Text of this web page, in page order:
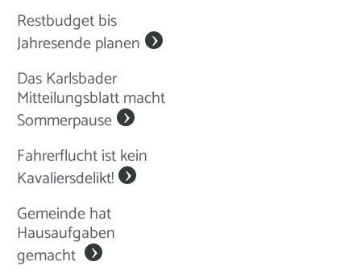
Restbudget bis
Jahresende planen
Das Karlsbader
Mitteilungsblatt macht
Sommerpause
Fahrerflucht ist kein
Kavaliersdelikt!
Gemeinde hat
Hausaufgaben
gemacht